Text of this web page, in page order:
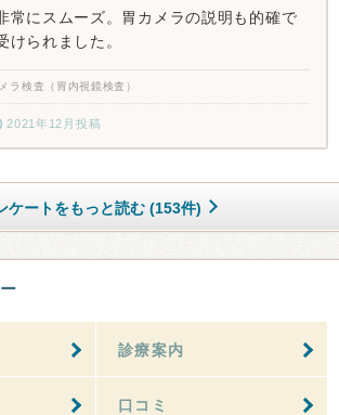
常にスムーズ。胃カメラの説明も的確で
けられました。
ラ検査（胃内視鏡検査）
2021年12月投稿
ケートをもっと読む (153件)
診療案内
口コミ